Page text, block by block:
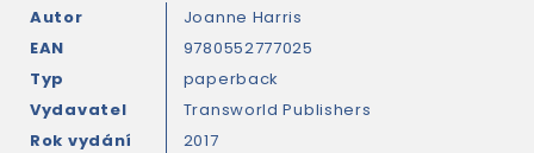
Autor
Joanne Harris
EAN
9780552777025
Typ
paperback
Vydavatel
Transworld Publishers
Rok vydání
2017